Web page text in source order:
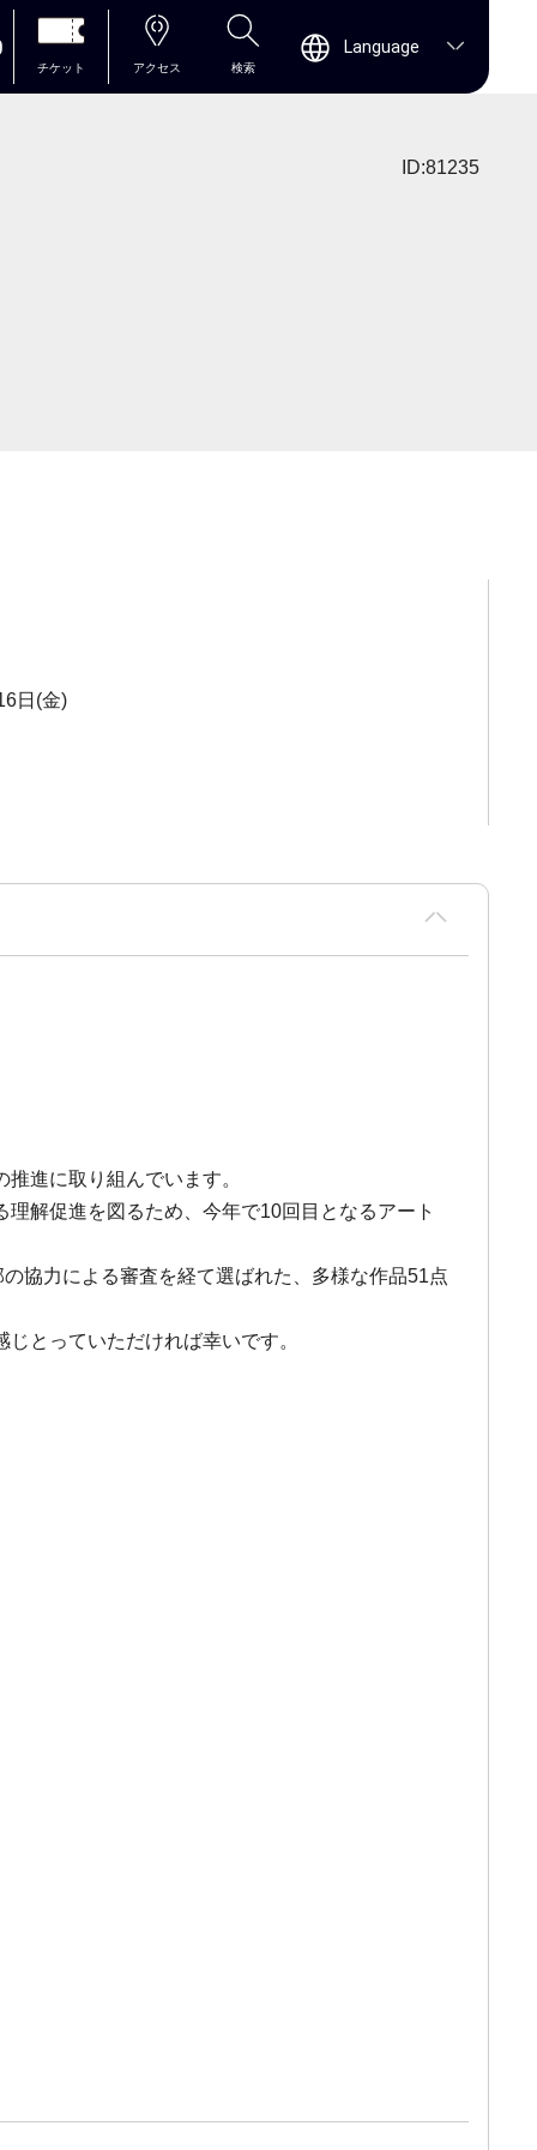
チケット アクセス 検索
Language
ID:81235
日(金)
進に取り組んでいます。
解促進を図るため、今年で10回目となるアート
協力による審査を経て選ばれた、多様な作品51点
とっていただければ幸いです。